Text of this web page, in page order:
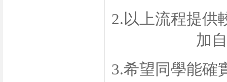
2.以上流程提供
加
3.希望同學能確